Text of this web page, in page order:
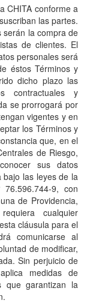
CHITA conforme a
las partes.
serán la compra de
de clientes. El
personales será
éstos Términos y
dicho plazo las
contractuales y
se prorrogará por
vigentes y en
los Términos y
que, en el
de Riesgo,
sus datos
las leyes de la
9, con
de Providencia,
cualquier
cláusula para el
comunicarse al
de modificar,
Sin perjuicio de
medidas de
que garantizan la